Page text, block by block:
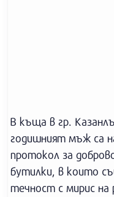
В къща в гр.
годишният мъж са
протокол за
бутилки, в които
течност с мирис на